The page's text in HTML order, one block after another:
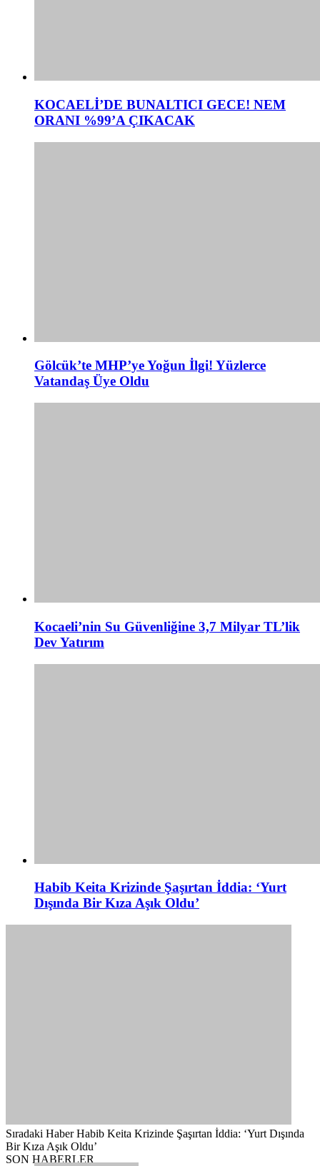
KOCAELİ’DE BUNALTICI GECE! NEM
ORANI %99’A ÇIKACAK
Gölcük’te MHP’ye Yoğun İlgi! Yüzlerce
Vatandaş Üye Oldu
Kocaeli’nin Su Güvenliğine 3,7 Milyar TL’lik
Dev Yatırım
Habib Keita Krizinde Şaşırtan İddia: ‘Yurt
Dışında Bir Kıza Aşık Oldu’
Sıradaki Haber Habib Keita Krizinde Şaşırtan İddia: ‘Yurt Dışında
Bir Kıza Aşık Oldu’
SON HABERLER